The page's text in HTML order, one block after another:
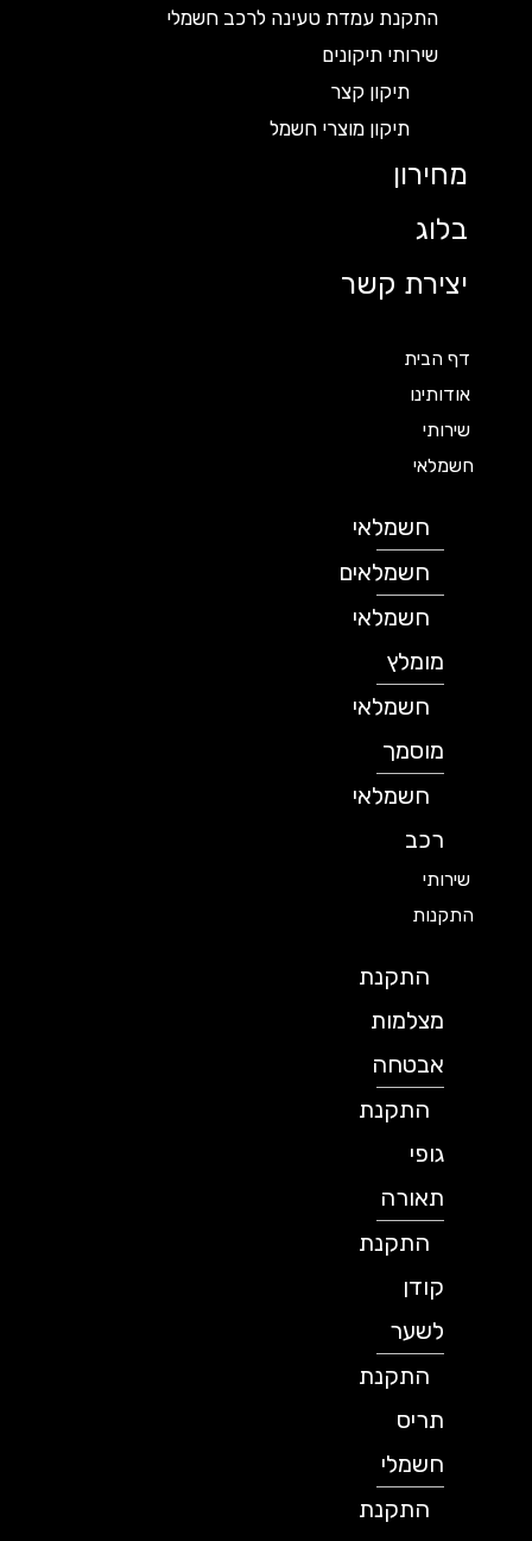
התקנת עמדת טעינה לרכב חשמלי
שירותי תיקונים
תיקון קצר
תיקון מוצרי חשמל
מחירון
בלוג
יצירת קשר
דף הבית
אודותינו
שירותי
חשמלאי
חשמלאי
חשמלאים
חשמלאי
מומלץ
חשמלאי
מוסמך
חשמלאי
שירותי
התקנות
התקנת
מצלמות
אבטחה
התקנת
תאורה
התקנת
לשער
התקנת
תריס
חשמלי
התקנת